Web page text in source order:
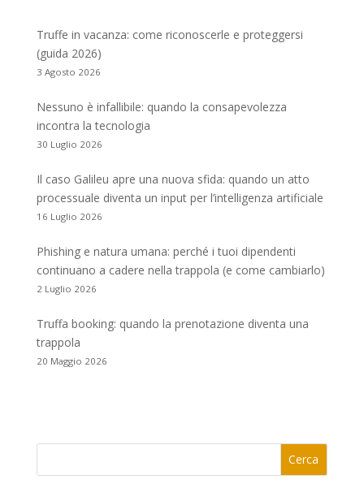
Truffe in vacanza: come riconoscerle e proteggersi
(guida 2026)
3 Agosto 2026
Nessuno è infallibile: quando la consapevolezza
incontra la tecnologia
30 Luglio 2026
Il caso Galileu apre una nuova sfida: quando un atto
processuale diventa un input per l’intelligenza artificiale
16 Luglio 2026
Phishing e natura umana: perché i tuoi dipendenti
continuano a cadere nella trappola (e come cambiarlo)
2 Luglio 2026
Truffa booking: quando la prenotazione diventa una
trappola
20 Maggio 2026
Cerca